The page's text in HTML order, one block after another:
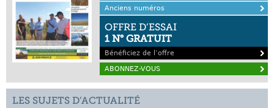
Anciens numéros
OFFRE D’ESSAI
1 N° GRATUIT
Bénéficiez de l’offre
ABONNEZ-VOUS
LES SUJETS D’ACTUALITÉ